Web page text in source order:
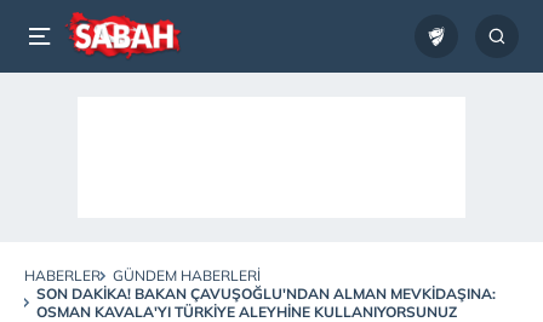
HABERLER
GÜNDEM HABERLERI
SON DAKIKA! BAKAN ÇAVUŞOĞLU'NDAN ALMAN MEVKIDAŞINA:
OSMAN KAVALA'YI TÜRKIYE ALEYHINE KULLANIYORSUNUZ